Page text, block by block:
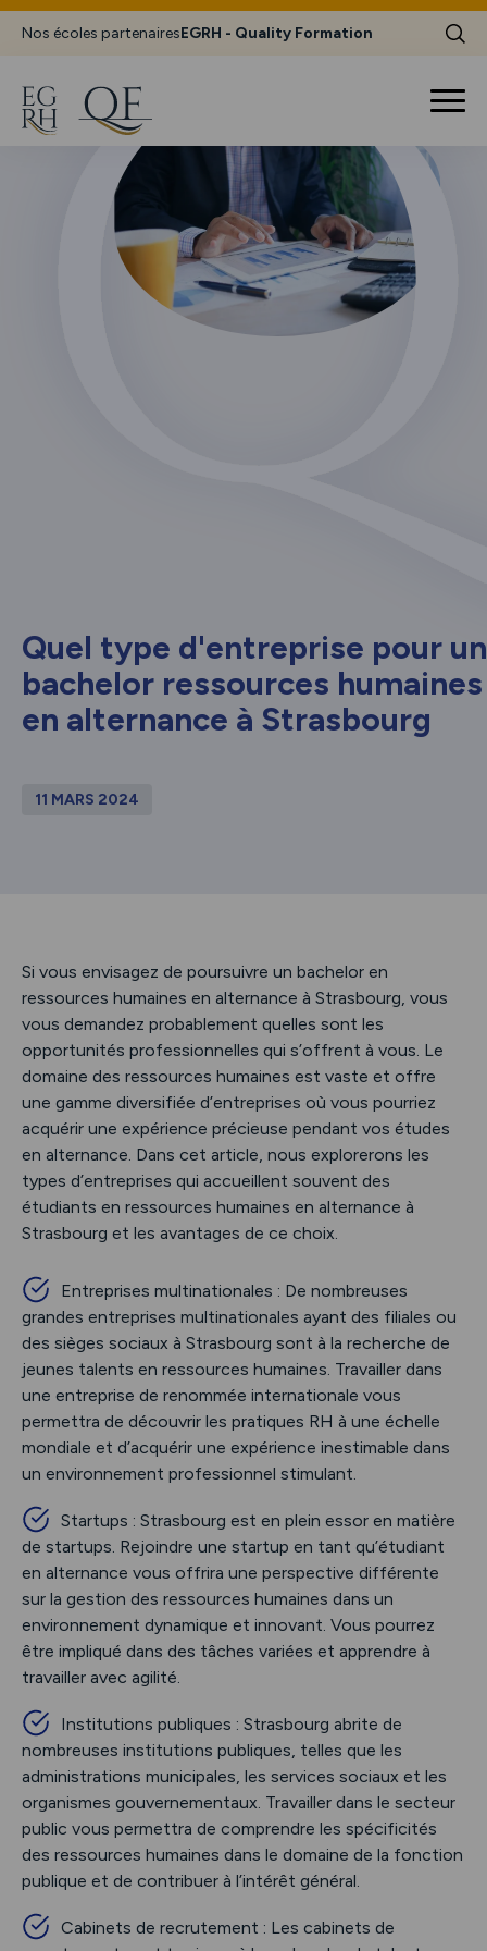
Nos écoles partenairesEGRH - Quality Formation
Quel type d'entreprise pour un
bachelor ressources humaines
en alternance à Strasbourg
11 MARS 2024
Si vous envisagez de poursuivre un bachelor en
ressources humaines en alternance à Strasbourg, vous
vous demandez probablement quelles sont les
opportunités professionnelles qui s’offrent à vous. Le
domaine des ressources humaines est vaste et offre
une gamme diversifiée d’entreprises où vous pourriez
acquérir une expérience précieuse pendant vos études
en alternance. Dans cet article, nous explorerons les
types d’entreprises qui accueillent souvent des
étudiants en ressources humaines en alternance à
Strasbourg et les avantages de ce choix.
Entreprises multinationales : De nombreuses
grandes entreprises multinationales ayant des filiales ou
des sièges sociaux à Strasbourg sont à la recherche de
jeunes talents en ressources humaines. Travailler dans
une entreprise de renommée internationale vous
permettra de découvrir les pratiques RH à une échelle
mondiale et d’acquérir une expérience inestimable dans
un environnement professionnel stimulant.
Startups : Strasbourg est en plein essor en matière
de startups. Rejoindre une startup en tant qu’étudiant
en alternance vous offrira une perspective différente
sur la gestion des ressources humaines dans un
environnement dynamique et innovant. Vous pourrez
être impliqué dans des tâches variées et apprendre à
travailler avec agilité.
Institutions publiques : Strasbourg abrite de
nombreuses institutions publiques, telles que les
administrations municipales, les services sociaux et les
organismes gouvernementaux. Travailler dans le secteur
public vous permettra de comprendre les spécificités
des ressources humaines dans le domaine de la fonction
publique et de contribuer à l’intérêt général.
Cabinets de recrutement : Les cabinets de